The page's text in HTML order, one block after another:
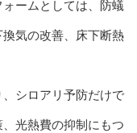
ームとしては、防蟻
気の改善、床下断熱
シロアリ予防だけで
光熱費の抑制にもつ